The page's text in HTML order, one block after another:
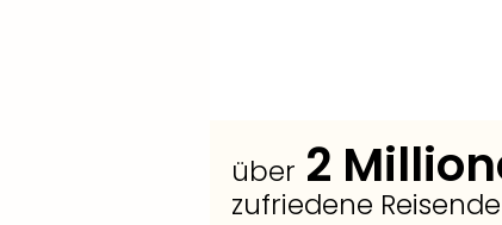
über 2
zufriedene Reisende